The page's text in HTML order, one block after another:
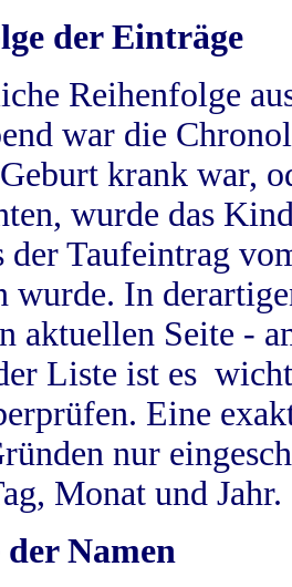
der Einträge
Reihenfolge
war die
krank war,
wurde das
der Taufeintrag
wurde. In
aktuellen Seite -
Liste ist es
Eine
nur
Monat und Jahr.
der Namen